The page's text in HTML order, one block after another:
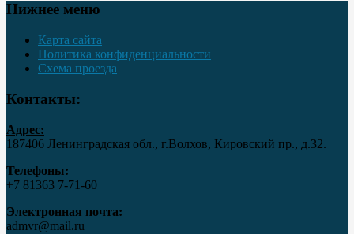
Нижнее меню
Карта сайта
Политика конфиденциальности
Схема проезда
Контакты:
Адрес:
187406 Ленинградская обл., г.Волхов, Кировский пр., д.32.
Телефоны:
+7 81363 7‑71-60
Электронная почта:
admvr@mail.ru